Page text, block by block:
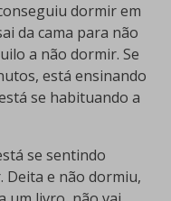
dormir em
da cama para não
a não dormir. Se
está ensinando
se habituando a
se sentindo
e não dormiu,